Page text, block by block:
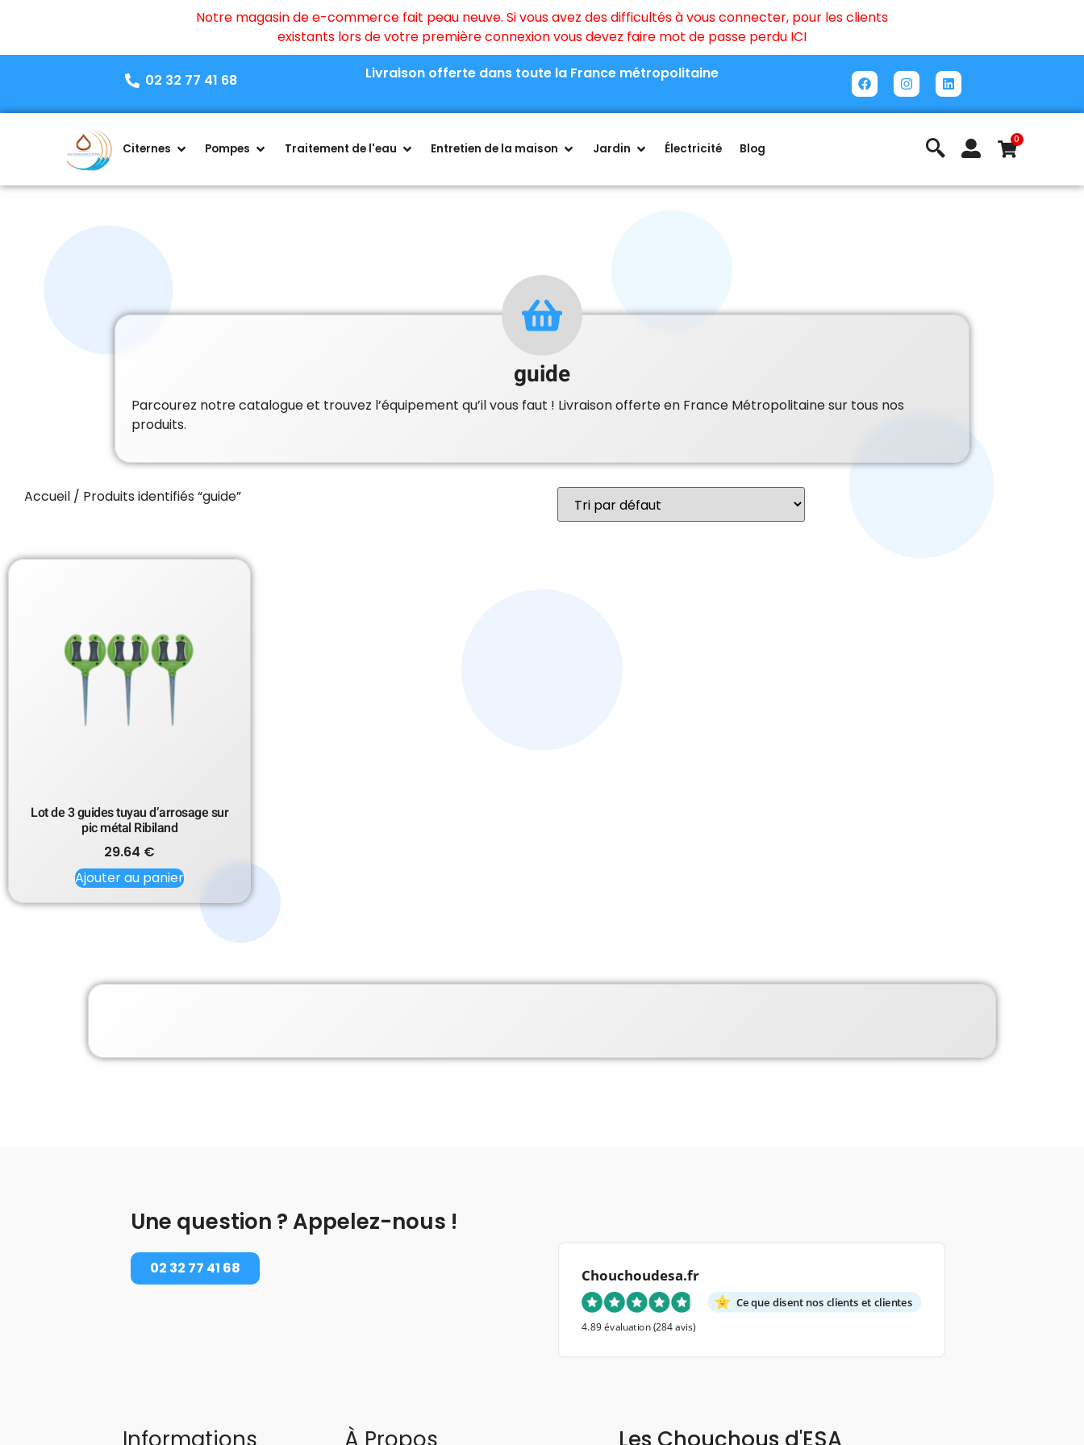
Notre magasin de e-commerce fait peau neuve. Si vous avez des difficultés à vous connecter, pour les clients
existants lors de votre première connexion vous devez faire mot de passe perdu ICI
02 32 77 41 68 Livraison offerte dans toute la France métropolitaine
Citernes Pompes Traitement de l'eau Entretien de la maison Jardin Électricité Blog
0
guide
Parcourez notre catalogue et trouvez l’équipement qu’il vous faut ! Livraison offerte en France Métropolitaine sur tous nos
produits.
Accueil / Produits identifiés “guide”
Lot de 3 guides tuyau d’arrosage sur
pic métal Ribiland
29.64 €
Ajouter au panier
Une question ? Appelez-nous !
02 32 77 41 68 Chouchoudesa.fr
Ce que disent nos clients et clientes
4.89 évaluation(284 avis)